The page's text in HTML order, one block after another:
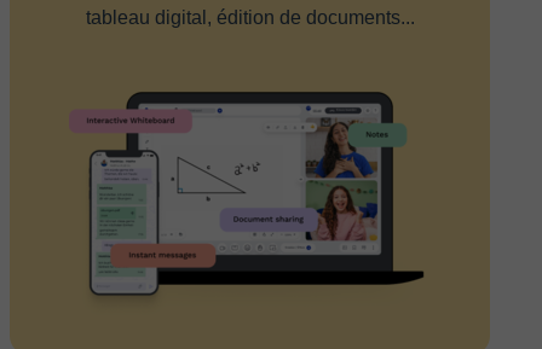
tableau digital, édition de documents...